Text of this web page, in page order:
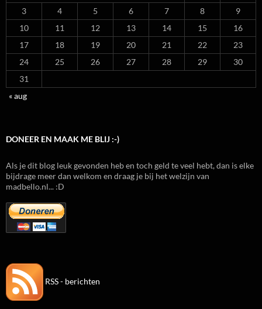
3
4 5 6 7 8
9
10
11 12 13 14 15
16
17
18 19 20 21 22
23
24
25 26 27 28 29
30
31
« aug
DONEER EN MAAK ME BLIJ :-)
Als je dit blog leuk gevonden heb en toch geld te veel hebt, dan is elke
bijdrage meer dan welkom en draag je bij het welzijn van
madbello.nl... :D
RSS - berichten